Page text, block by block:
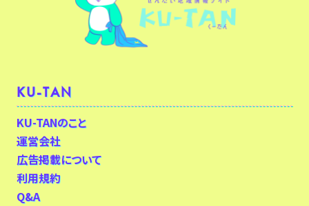
KU-TAN
KU-TANのこと
運営会社
広告掲載について
利用規約
Q&A